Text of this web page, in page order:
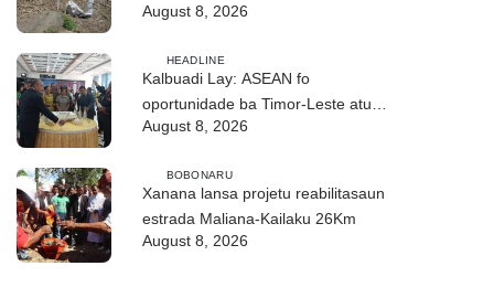
vistu tribunál
August 8, 2026
HEADLINE
Kalbuadi Lay: ASEAN fo
oportunidade ba Timor-Leste atu
aselera transformasaun ekonómika
August 8, 2026
BOBONARU
Xanana lansa projetu reabilitasaun
estrada Maliana-Kailaku 26Km
August 8, 2026